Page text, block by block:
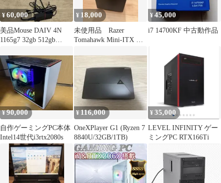
¥60,000
美品Mouse DAIV 4N
1165g7 32gb 512gb
¥ 18,000
未使用品 Razer
Tomahawk Mini-ITX ゲ
¥45,000
i7 14700KF 中古動作品
¥90,000
自作ゲーミングPC本体
Intel14世代i3rtx2080s
¥116,000
OneXPlayer G1 (Ryzen 7
8840U/32GB/1TB)
¥ 35,000
LEVEL INFINITY ゲー
ミングPC RTX166Ti